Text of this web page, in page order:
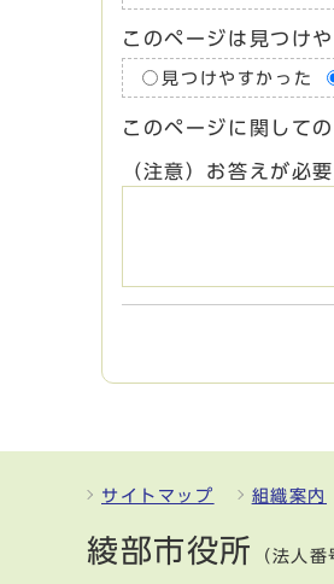
このページは見つけ
見つけやすかった
このページに関して
（注意）お答えが必
サイトマップ 組織案内
綾部市役所 （法人